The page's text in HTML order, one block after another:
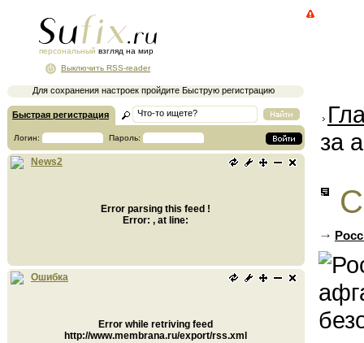
персональный взгляд на мир
Для сохранения настроек пройдите Быструю регистрацию
Выключить RSS-reader
Быстрая регистрация
Логин: Пароль:
News2
Error parsing this feed !
Error: , at line:
Ошибка
Error while retriving feed
http://www.membrana.ru/export/rss.xml
за